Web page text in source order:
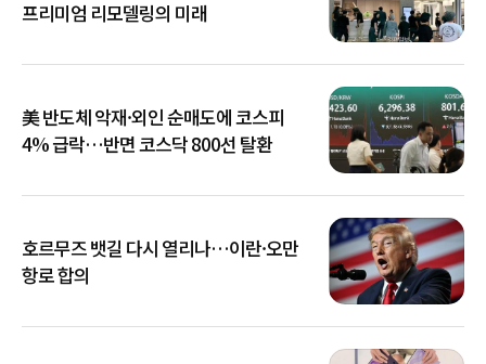
프리미엄 리모델링의 미래
美 반도체 악재·외인 순매도에 코스피
4% 급락…반면 코스닥 800선 탈환
호르무즈 뱃길 다시 열리나…이란·오만
항로 합의